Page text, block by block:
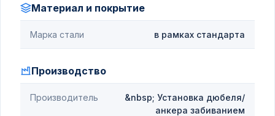
Материал и покрытие
Марка стали в рамках стандарта
Производство
Производитель
&nbsp; Установка дюбеля/
анкера забиванием